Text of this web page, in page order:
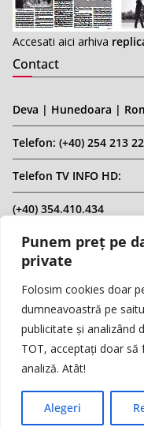
Punem preț pe
private
Folosim cookies doar
dumneavoastră pe
publicitate și analizând
TOT, acceptați doar
analiză. Atât!
Alegeri
Accesati aici arhiva
Contact
Deva | Hunedoara |
Telefon: (+40) 254 213
Telefon TV INFO HD:
(+40) 354.410.434
Email:
Website: